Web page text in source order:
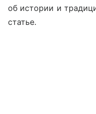
об истории и
статье.